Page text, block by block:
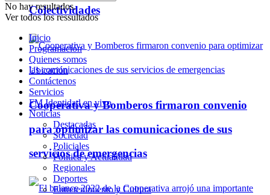
Colectividades
Cooperativa y Bomberos firmaron convenio
para optimizar las comunicaciones de sus
servicios de emergencias
No hay resultados.
Ver todos los ressultados
Inicio
Programación
Quienes somos
Ubicación
Contáctenos
Servicios
FM Identidad en vivo
Noticias
Destacadas
Sociedad
Policiales
Política y Actualidad
Regionales
Deportes
Entretenimiento y Cultura